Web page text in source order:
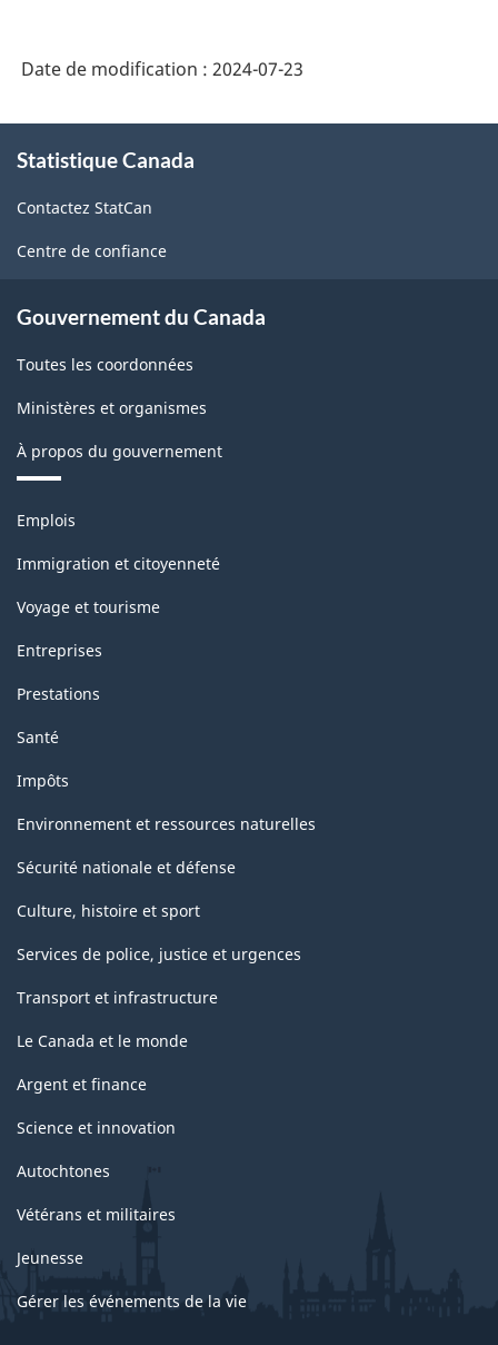
Date de modification : 2024-07-23
propos
ce
site
Statistique Canada
Contactez StatCan
Centre de confiance
Gouvernement du Canada
Toutes les coordonnées
Ministères et organismes
À propos du gouvernement
Thèmes
sujets
Emplois
Immigration et citoyenneté
Voyage et tourisme
Entreprises
Prestations
Santé
Impôts
Environnement et ressources naturelles
Sécurité nationale et défense
Culture, histoire et sport
Services de police, justice et urgences
Transport et infrastructure
Le Canada et le monde
Argent et finance
Science et innovation
Autochtones
Vétérans et militaires
Jeunesse
Gérer les événements de la vie